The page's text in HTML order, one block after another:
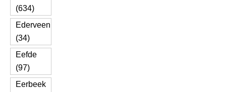
(634)
Ederveen
(34)
Eefde
(97)
Eerbeek